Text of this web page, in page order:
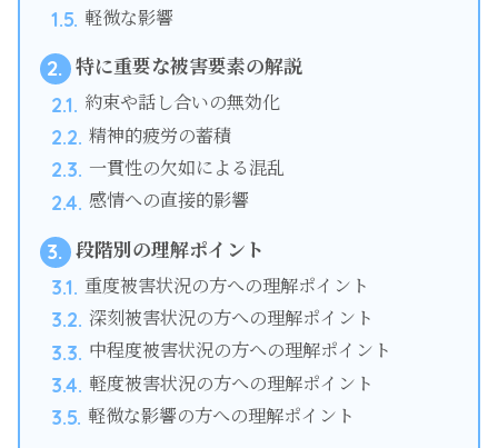
1.5. 軽微な影響
2. 特に重要な被害要素の解説
2.1. 約束や話し合いの無効化
2.2. 精神的疲労の蓄積
2.3. 一貫性の欠如による混乱
2.4. 感情への直接的影響
3. 段階別の理解ポイント
3.1. 重度被害状況の方への理解ポイント
3.2. 深刻被害状況の方への理解ポイント
3.3. 中程度被害状況の方への理解ポイント
3.4. 軽度被害状況の方への理解ポイント
3.5. 軽微な影響の方への理解ポイント